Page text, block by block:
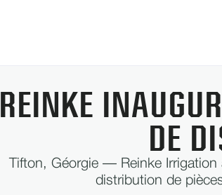
REINKE
DE
Tifton, Géorgie — Reinke
distribution de